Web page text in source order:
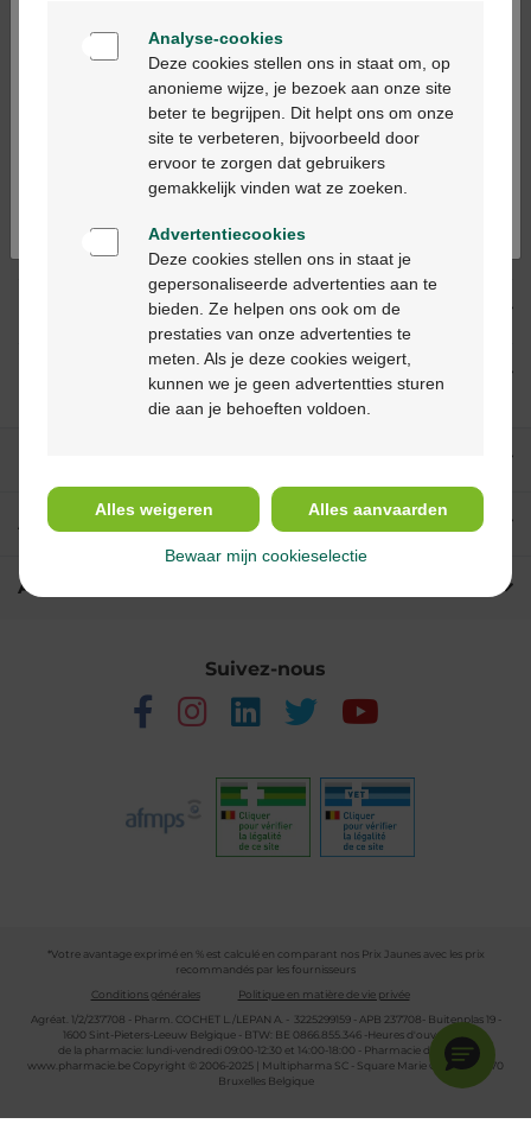
Les médicaments sur prescriptions ne
peuvent être délivrés qu’en pharmacie et
sur base d’une prescription médicale.
Description du produit
Description
A propos de Multipharma
Aide & contact
Suivez-nous
*Votre avantage exprimé en % est calculé en comparant nos Prix Jaunes avec les prix
recommandés par les fournisseurs
Conditions générales
Politique en matière de vie privée
Agréat. 1/2/237708 - Pharm. COCHET L./LEPAN A. - 3225299159 - APB 237708- Buitenplas 19 -
1600 Sint-Pieters-Leeuw Belgique - BTW: BE 0866.855.346 -Heures d'ouverture
de la pharmacie: lundi-vendredi 09:00-12:30 et 14:00-18:00 - Pharmacie de garde :
www.pharmacie.beCopyright © 2006-2025 | Multipharma SC - Square Marie Curie 30 - 1070
Bruxelles Belgique
Bienvenue
Ga verder in het nederlands
Continuez en français
Analyse-cookies
Deze cookies stellen ons in staat om, op
anonieme wijze, je bezoek aan onze site
beter te begrijpen. Dit helpt ons om onze
site te verbeteren, bijvoorbeeld door
ervoor te zorgen dat gebruikers
gemakkelijk vinden wat ze zoeken.
Advertentiecookies
Deze cookies stellen ons in staat je
gepersonaliseerde advertenties aan te
bieden. Ze helpen ons ook om de
prestaties van onze advertenties te
meten. Als je deze cookies weigert,
kunnen we je geen advertentties sturen
die aan je behoeften voldoen.
Alles weigeren Alles aanvaarden
Bewaar mijn cookieselectie